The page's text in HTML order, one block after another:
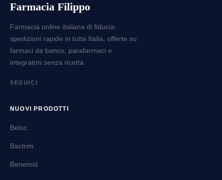
Farmacia Filippo
Farmacia online italiana di fiducia:
spedizioni rapide in tutta Italia, offerte su
farmaci da banco, parafarmaci e
integratori senza ricetta
SEGUICI
NUOVI PRODOTTI
Beloc
Bactrim
Benemid